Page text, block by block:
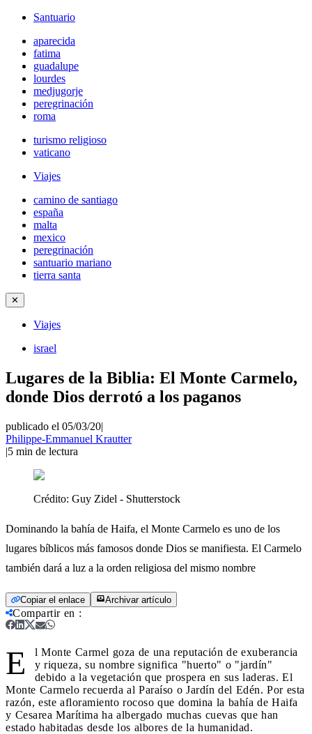
Santuario
aparecida
fatima
guadalupe
lourdes
medjugorje
peregrinación
roma
turismo religioso
vaticano
Viajes
camino de santiago
españa
malta
mexico
peregrinación
santuario mariano
tierra santa
✕
Viajes
israel
Lugares de la Biblia: El Monte Carmelo,
donde Dios derrotó a los paganos
publicado el 05/03/20|
Philippe-Emmanuel Krautter
|5 min de lectura
Crédito: Guy Zidel - Shutterstock
Dominando la bahía de Haifa, el Monte Carmelo es uno de los
lugares bíblicos más famosos donde Dios se manifiesta. El Carmelo
también dará a luz a la orden religiosa del mismo nombre
Copiar el enlace Archivar artículo
Compartir en :
E
l Monte Carmel goza de una reputación de exuberancia
y riqueza, su nombre significa "huerto" o "jardín"
debido a la vegetación que prospera en sus laderas. El
Monte Carmelo recuerda al Paraíso o Jardín del Edén. Por esta
razón, este afloramiento rocoso que domina la bahía de Haifa
y Cesarea Marítima ha albergado muchas cuevas que han
estado habitadas desde los albores de la humanidad.